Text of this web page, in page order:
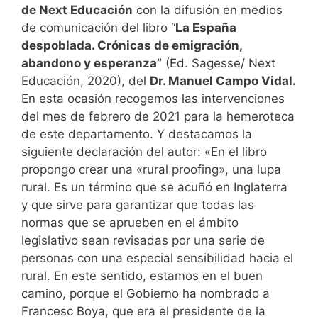
de Next Educación con la difusión en medios
de comunicación del libro “La España
despoblada. Crónicas de emigración,
abandono y esperanza” (Ed. Sagesse/ Next
Educación, 2020), del Dr. Manuel Campo Vidal.
En esta ocasión recogemos las intervenciones
del mes de febrero de 2021 para la hemeroteca
de este departamento. Y destacamos la
siguiente declaración del autor: «En el libro
propongo crear una «rural proofing», una lupa
rural. Es un término que se acuñó en Inglaterra
y que sirve para garantizar que todas las
normas que se aprueben en el ámbito
legislativo sean revisadas por una serie de
personas con una especial sensibilidad hacia el
rural. En este sentido, estamos en el buen
camino, porque el Gobierno ha nombrado a
Francesc Boya, que era el presidente de la